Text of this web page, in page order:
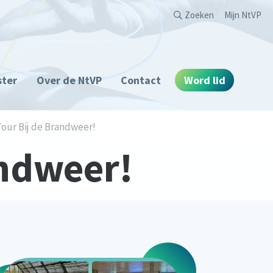
Over de NtVP Contact Word lid
Zoeken Mijn NtVP
Bij de Brandweer!